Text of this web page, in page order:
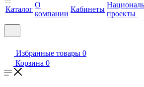
Каталог
О
компании
Кабинеты
проекты
Избранные товары 0
Корзина 0